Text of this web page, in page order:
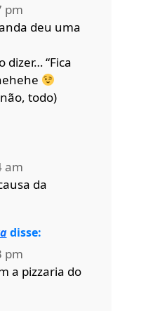
pm
deu uma
dizer… “Fica
todo)
am
da
disse:
pm
a pizzaria do